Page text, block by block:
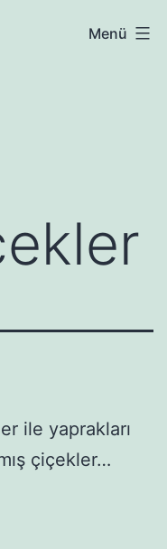
Menü
ile yaprakları
çiçekler…